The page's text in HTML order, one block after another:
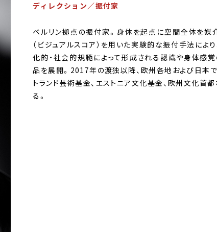
ディレクション／振付家
ベルリン拠点の振付家。身体を起点に空間全体を
（ビジュアルスコア）を用いた実験的な振付手法によ
化的・社会的規範によって形成される認識や身体感
品を展開。2017年の渡独以降、欧州各地および日本
トランド芸術基金、エストニア文化基金、欧州文化
る。